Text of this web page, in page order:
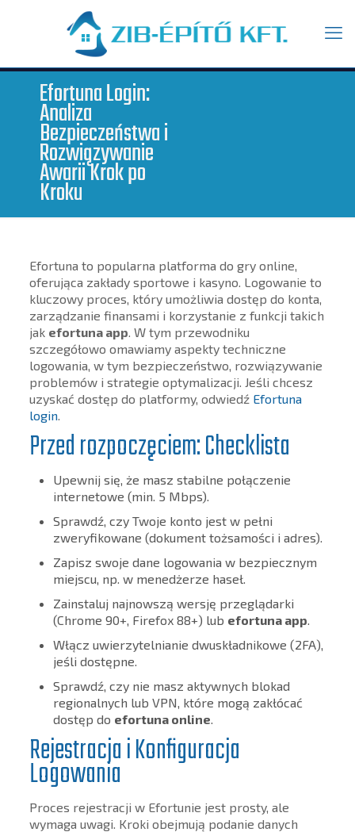
Efortuna Login:
Analiza
Bezpieczeństwa i
Rozwiązywanie
Awarii Krok po
Kroku
Efortuna to popularna platforma do gry online,
oferująca zakłady sportowe i kasyno. Logowanie to
kluczowy proces, który umożliwia dostęp do konta,
zarządzanie finansami i korzystanie z funkcji takich
jak efortuna app. W tym przewodniku
szczegółowo omawiamy aspekty techniczne
logowania, w tym bezpieczeństwo, rozwiązywanie
problemów i strategie optymalizacji. Jeśli chcesz
uzyskać dostęp do platformy, odwiedź Efortuna
login.
Przed rozpoczęciem: Checklista
Upewnij się, że masz stabilne połączenie
internetowe (min. 5 Mbps).
Sprawdź, czy Twoje konto jest w pełni
zweryfikowane (dokument tożsamości i adres).
Zapisz swoje dane logowania w bezpiecznym
miejscu, np. w menedżerze haseł.
Zainstaluj najnowszą wersję przeglądarki
(Chrome 90+, Firefox 88+) lub efortuna app.
Włącz uwierzytelnianie dwuskładnikowe (2FA),
jeśli dostępne.
Sprawdź, czy nie masz aktywnych blokad
regionalnych lub VPN, które mogą zakłócać
dostęp do efortuna online.
Rejestracja i Konfiguracja
Logowania
Proces rejestracji w Efortunie jest prosty, ale
wymaga uwagi. Kroki obejmują podanie danych